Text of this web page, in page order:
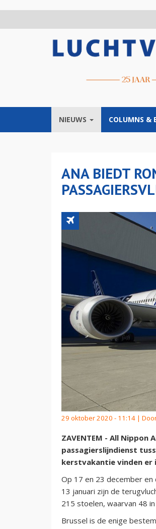
NIEUWS COLUMNS &
ANA BIEDT
29 oktober 2020 - 11:14 |
ZAVENTEM - All
passagierslijndienst
kerstvakantie vinden
Op 17 en 23 december en
13 januari zijn de
215 stoelen, waarvan 48
Brussel is de enige